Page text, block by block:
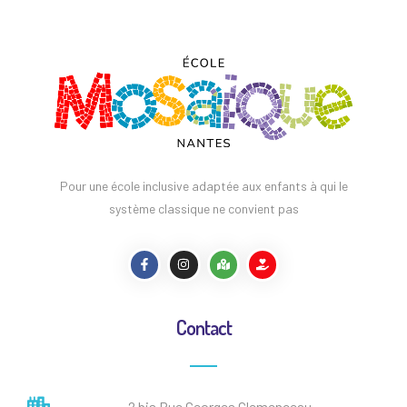
Pour une école inclusive adaptée aux enfants à qui le
système classique ne convient pas
Contact